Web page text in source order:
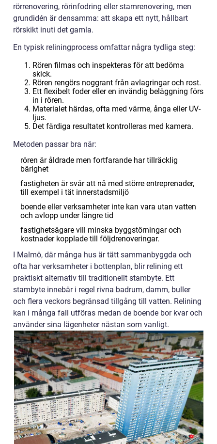
rörrenovering, rörinfodring eller stamrenovering, men
grundidén är densamma: att skapa ett nytt, hållbart
rörskikt inuti det gamla.
En typisk reliningprocess omfattar några tydliga steg:
Rören filmas och inspekteras för att bedöma
skick.
Rören rengörs noggrant från avlagringar och rost.
Ett flexibelt foder eller en invändig beläggning förs
in i rören.
Materialet härdas, ofta med värme, ånga eller UV-
ljus.
Det färdiga resultatet kontrolleras med kamera.
Metoden passar bra när:
rören är åldrade men fortfarande har tillräcklig
bärighet
fastigheten är svår att nå med större entreprenader,
till exempel i tät innerstadsmiljö
boende eller verksamheter inte kan vara utan vatten
och avlopp under längre tid
fastighetsägare vill minska byggstörningar och
kostnader kopplade till följdrenoveringar.
I Malmö, där många hus är tätt sammanbyggda och
ofta har verksamheter i bottenplan, blir relining ett
praktiskt alternativ till traditionellt stambyte. Ett
stambyte innebär i regel rivna badrum, damm, buller
och flera veckors begränsad tillgång till vatten. Relining
kan i många fall utföras medan de boende bor kvar och
använder sina lägenheter nästan som vanligt.